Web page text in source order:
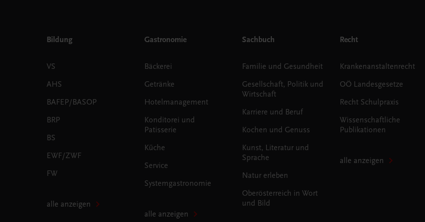
Bildung
VS
AHS
BAFEP/BASOP
BRP
BS
EWF/ZWF
FW
alle anzeigen
Gastronomie
Bäckerei
Getränke
Hotelmanagement
Konditorei und
Patisserie
Küche
Service
Systemgastronomie
alle anzeigen
Sachbuch
Familie und Gesundheit
Gesellschaft, Politik und
Wirtschaft
Karriere und Beruf
Kochen und Genuss
Kunst, Literatur und
Sprache
Natur erleben
Oberösterreich in Wort
und Bild
Recht
Krankenanstaltenrecht
OÖ Landesgesetze
Recht Schulpraxis
Wissenschaftliche
Publikationen
alle anzeigen